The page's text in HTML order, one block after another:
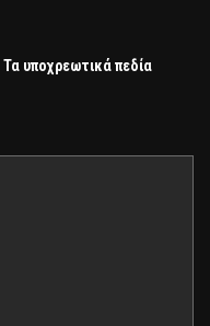
Τα υποχρεωτικά πεδία